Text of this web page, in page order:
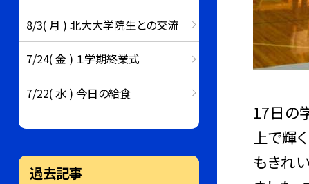
17日の
上で輝
もきれ
8/3( 月 ) 北大大学院生との交流
7/24( 金 ) １学期終業式
7/22( 水 ) 今日の給食
過去記事